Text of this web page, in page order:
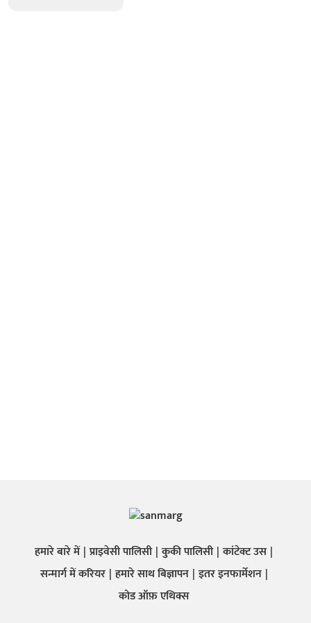
हमारे बारे में प्राइवेसी पालिसी कुकी पालिसी कांटेक्ट उस
सन्मार्ग में करियर हमारे साथ बिज्ञापन इतर इनफार्मेशन
कोड ऑफ़ एथिक्स